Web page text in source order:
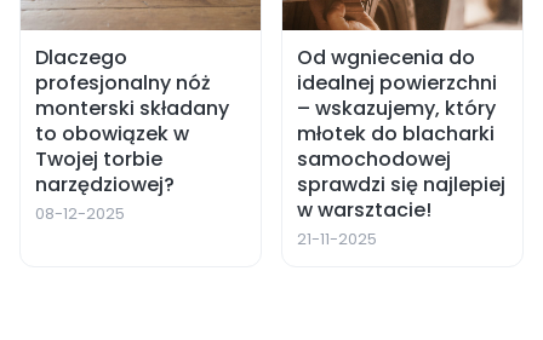
Dlaczego
profesjonalny nóż
monterski składany
to obowiązek w
Twojej torbie
narzędziowej?
08-12-2025
Od wgniecenia do
idealnej powierzchni
– wskazujemy, który
młotek do blacharki
samochodowej
sprawdzi się najlepiej
w warsztacie!
21-11-2025